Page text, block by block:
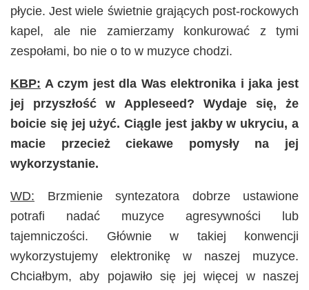
płycie. Jest wiele świetnie grających post-rockowych
kapel, ale nie zamierzamy konkurować z tymi
zespołami, bo nie o to w muzyce chodzi.
KBP: A czym jest dla Was elektronika i jaka jest
jej przyszłość w Appleseed? Wydaje się, że
boicie się jej użyć. Ciągle jest jakby w ukryciu, a
macie przecież ciekawe pomysły na jej
wykorzystanie.
WD: Brzmienie syntezatora dobrze ustawione
potrafi nadać muzyce agresywności lub
tajemniczości. Głównie w takiej konwencji
wykorzystujemy elektronikę w naszej muzyce.
Chciałbym, aby pojawiło się jej więcej w naszej